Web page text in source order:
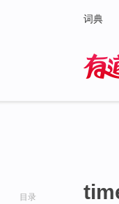
词典
目录